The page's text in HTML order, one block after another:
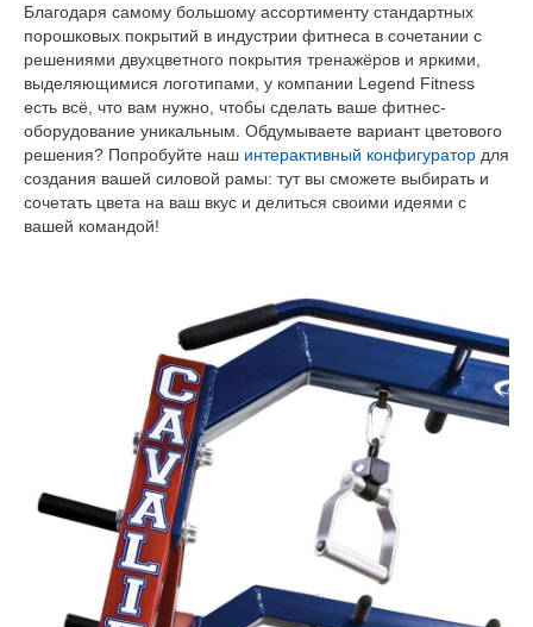
Благодаря самому большому ассортименту стандартных
порошковых покрытий в индустрии фитнеса в сочетании с
решениями двухцветного покрытия тренажёров и яркими,
выделяющимися логотипами, у компании Legend Fitness
есть всё, что вам нужно, чтобы сделать ваше фитнес-
оборудование уникальным. Обдумываете вариант цветового
решения? Попробуйте наш интерактивный конфигуратор для
создания вашей силовой рамы: тут вы сможете выбирать и
сочетать цвета на ваш вкус и делиться своими идеями с
вашей командой!